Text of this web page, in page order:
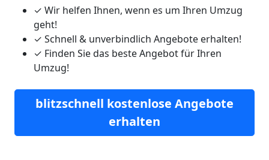
✓ Wir helfen Ihnen, wenn es um Ihren Umzug
geht!
✓ Schnell & unverbindlich Angebote erhalten!
✓ Finden Sie das beste Angebot für Ihren
Umzug!
blitzschnell kostenlose Angebote
erhalten